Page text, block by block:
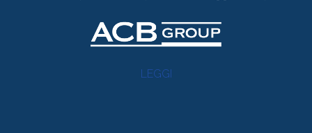
LEGGI